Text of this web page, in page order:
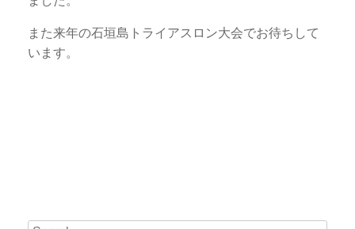
また来年の石垣島トライアスロン大会でお待ちして
います。